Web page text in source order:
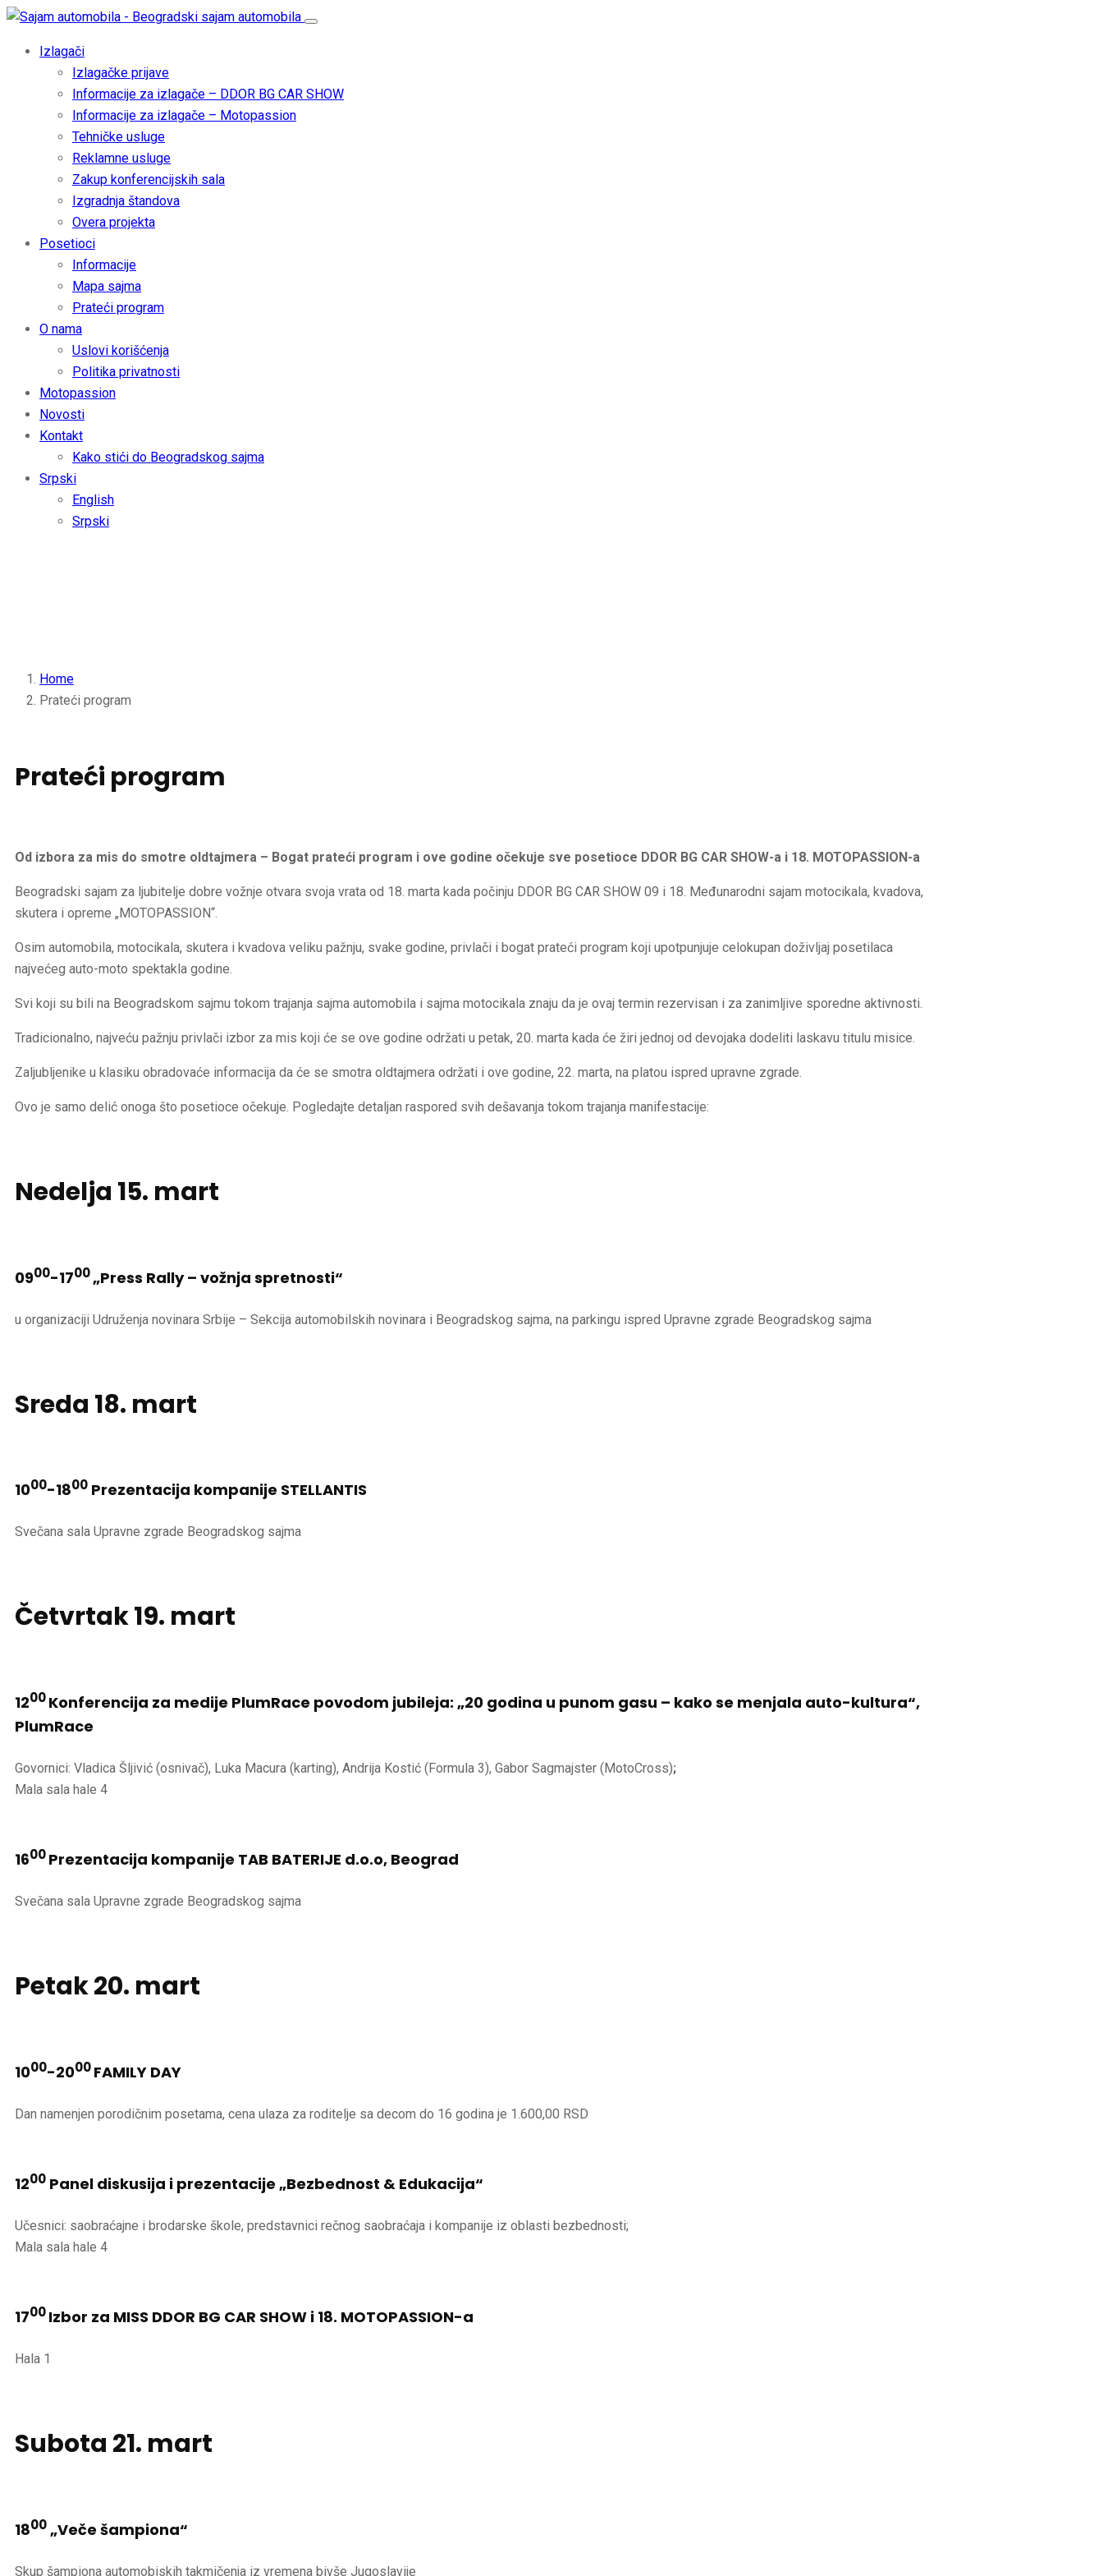
Izlagači
Izlagačke prijave
Informacije za izlagače – DDOR BG CAR SHOW
Informacije za izlagače – Motopassion
Tehničke usluge
Reklamne usluge
Zakup konferencijskih sala
Izgradnja štandova
Overa projekta
Posetioci
Informacije
Mapa sajma
Prateći program
O nama
Uslovi korišćenja
Politika privatnosti
Motopassion
Novosti
Kontakt
Kako stići do Beogradskog sajma
Srpski
English
Srpski
Home
Prateći program
Prateći program
Od izbora za mis do smotre oldtajmera – Bogat prateći program i ove godine očekuje sve posetioce DDOR BG CAR SHOW-a i 18. MOTOPASSION-a
Beogradski sajam za ljubitelje dobre vožnje otvara svoja vrata od 18. marta kada počinju DDOR BG CAR SHOW 09 i 18. Međunarodni sajam motocikala, kvadova,
skutera i opreme „MOTOPASSION“.
Osim automobila, motocikala, skutera i kvadova veliku pažnju, svake godine, privlači i bogat prateći program koji upotpunjuje celokupan doživljaj posetilaca
najvećeg auto-moto spektakla godine.
Svi koji su bili na Beogradskom sajmu tokom trajanja sajma automobila i sajma motocikala znaju da je ovaj termin rezervisan i za zanimljive sporedne aktivnosti.
Tradicionalno, najveću pažnju privlači izbor za mis koji će se ove godine održati u petak, 20. marta kada će žiri jednoj od devojaka dodeliti laskavu titulu misice.
Zaljubljenike u klasiku obradovaće informacija da će se smotra oldtajmera održati i ove godine, 22. marta, na platou ispred upravne zgrade.
Ovo je samo delić onoga što posetioce očekuje. Pogledajte detaljan raspored svih dešavanja tokom trajanja manifestacije:
Nedelja 15. mart
0900-1700„Press Rally – vožnja spretnosti“
u organizaciji Udruženja novinara Srbije – Sekcija automobilskih novinara i Beogradskog sajma, na parkingu ispred Upravne zgrade Beogradskog sajma
Sreda 18. mart
1000-1800 Prezentacija kompanije STELLANTIS
Svečana sala Upravne zgrade Beogradskog sajma
Četvrtak19. mart
1200Konferencija za medije PlumRace povodom jubileja: „20 godina u punom gasu – kako se menjala auto-kultura“,
PlumRace
Govornici: Vladica Šljivić (osnivač), Luka Macura (karting), Andrija Kostić (Formula 3), Gabor Sagmajster (MotoCross);
Mala sala hale 4
1600Prezentacija kompanije TAB BATERIJE d.o.o, Beograd
Svečana sala Upravne zgrade Beogradskog sajma
Petak20. mart
1000-2000FAMILY DAY
Dan namenjen porodičnim posetama, cena ulaza za roditelje sa decom do 16 godina je 1.600,00 RSD
1200 Panel diskusija i prezentacije „Bezbednost & Edukacija“
Učesnici: saobraćajne i brodarske škole, predstavnici rečnog saobraćaja i kompanije iz oblasti bezbednosti;
Mala sala hale 4
1700Izbor za MISS DDOR BG CAR SHOW i 18. MOTOPASSION-a
Hala 1
Subota 21. mart
1800 „Veče šampiona“
Skup šampiona automobiskih takmičenja iz vremena bivše Jugoslavije